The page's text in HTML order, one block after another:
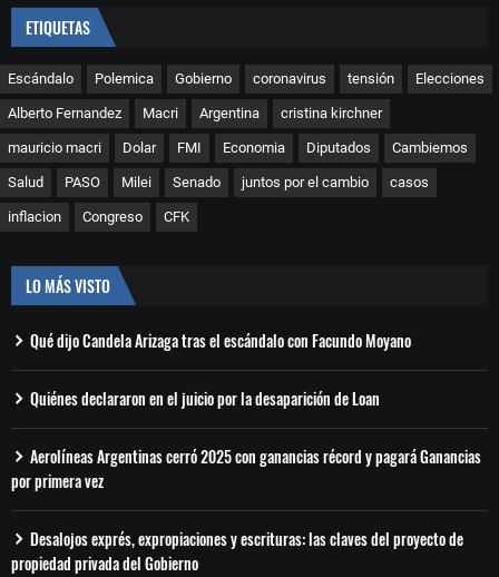
ETIQUETAS
Escándalo Polemica Gobierno coronavirus tensión Elecciones
Alberto Fernandez Macri Argentina cristina kirchner
mauricio macri Dolar FMI Economia Diputados Cambiemos
Salud PASO Milei Senado juntos por el cambio casos
inflacion Congreso CFK
LO MÁS VISTO
Qué dijo Candela Arizaga tras el escándalo con Facundo Moyano
Quiénes declararon en el juicio por la desaparición de Loan
Aerolíneas Argentinas cerró 2025 con ganancias récord y pagará Ganancias
por primera vez
Desalojos exprés, expropiaciones y escrituras: las claves del proyecto de
propiedad privada del Gobierno